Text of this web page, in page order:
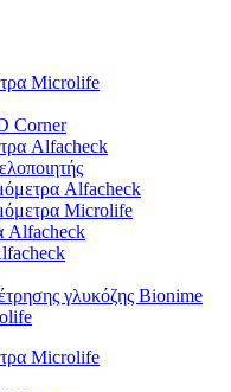
Microlife
Corner
Alfacheck
Alfacheck
Microlife
Alfacheck
γλυκόζης Bionime
Microlife